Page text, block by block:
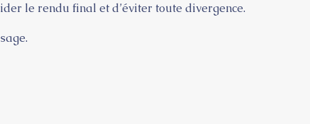
le rendu final et d’éviter toute divergence.